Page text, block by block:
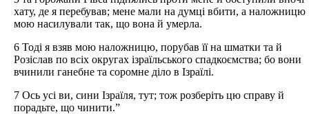
хату, де я перебував; мене мали на думці вбити, а наложницю
мою насилували так, що вона й умерла.
6 Тоді я взяв мою наложницю, порубав її на шматки та й
Розіслав по всіх округах ізраїльського спадкоємства; бо вони
вчинили ганебне та соромне діло в Ізраїлі.
7 Ось усі ви, сини Ізраїля, тут; тож розберіть цю справу й
порадьте, що чинити.”